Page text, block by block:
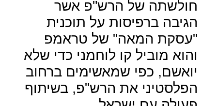
חולשתה של הרש"פ אשר
הגיבה ברפיסות על תוכנית
"עסקת המאה" של טראמפ
והוא מוביל קו לוחמני כדי שלא
יואשם, כפי שמאשימים ברחוב
הפלסטיני את הרש"פ, בשיתוף